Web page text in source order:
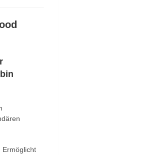
Ermöglicht